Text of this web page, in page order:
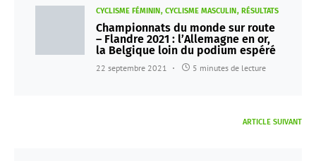
CYCLISME FÉMININ CYCLISME MASCULIN RÉSULTATS
Championnats du monde sur route
– Flandre 2021 : l’Allemagne en or,
la Belgique loin du podium espéré
22 septembre 2021 5 minutes de lecture
ARTICLE SUIVANT